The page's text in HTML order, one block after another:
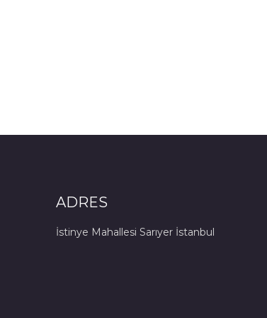
ADRES
İstinye Mahallesi Sarıyer İstanbul